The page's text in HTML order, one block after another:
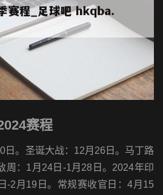
赛程
日。圣诞大战：12月26日。马丁路
周：1月24日-1月28日。2024年印
-2月19日。常规赛收官日：4月15